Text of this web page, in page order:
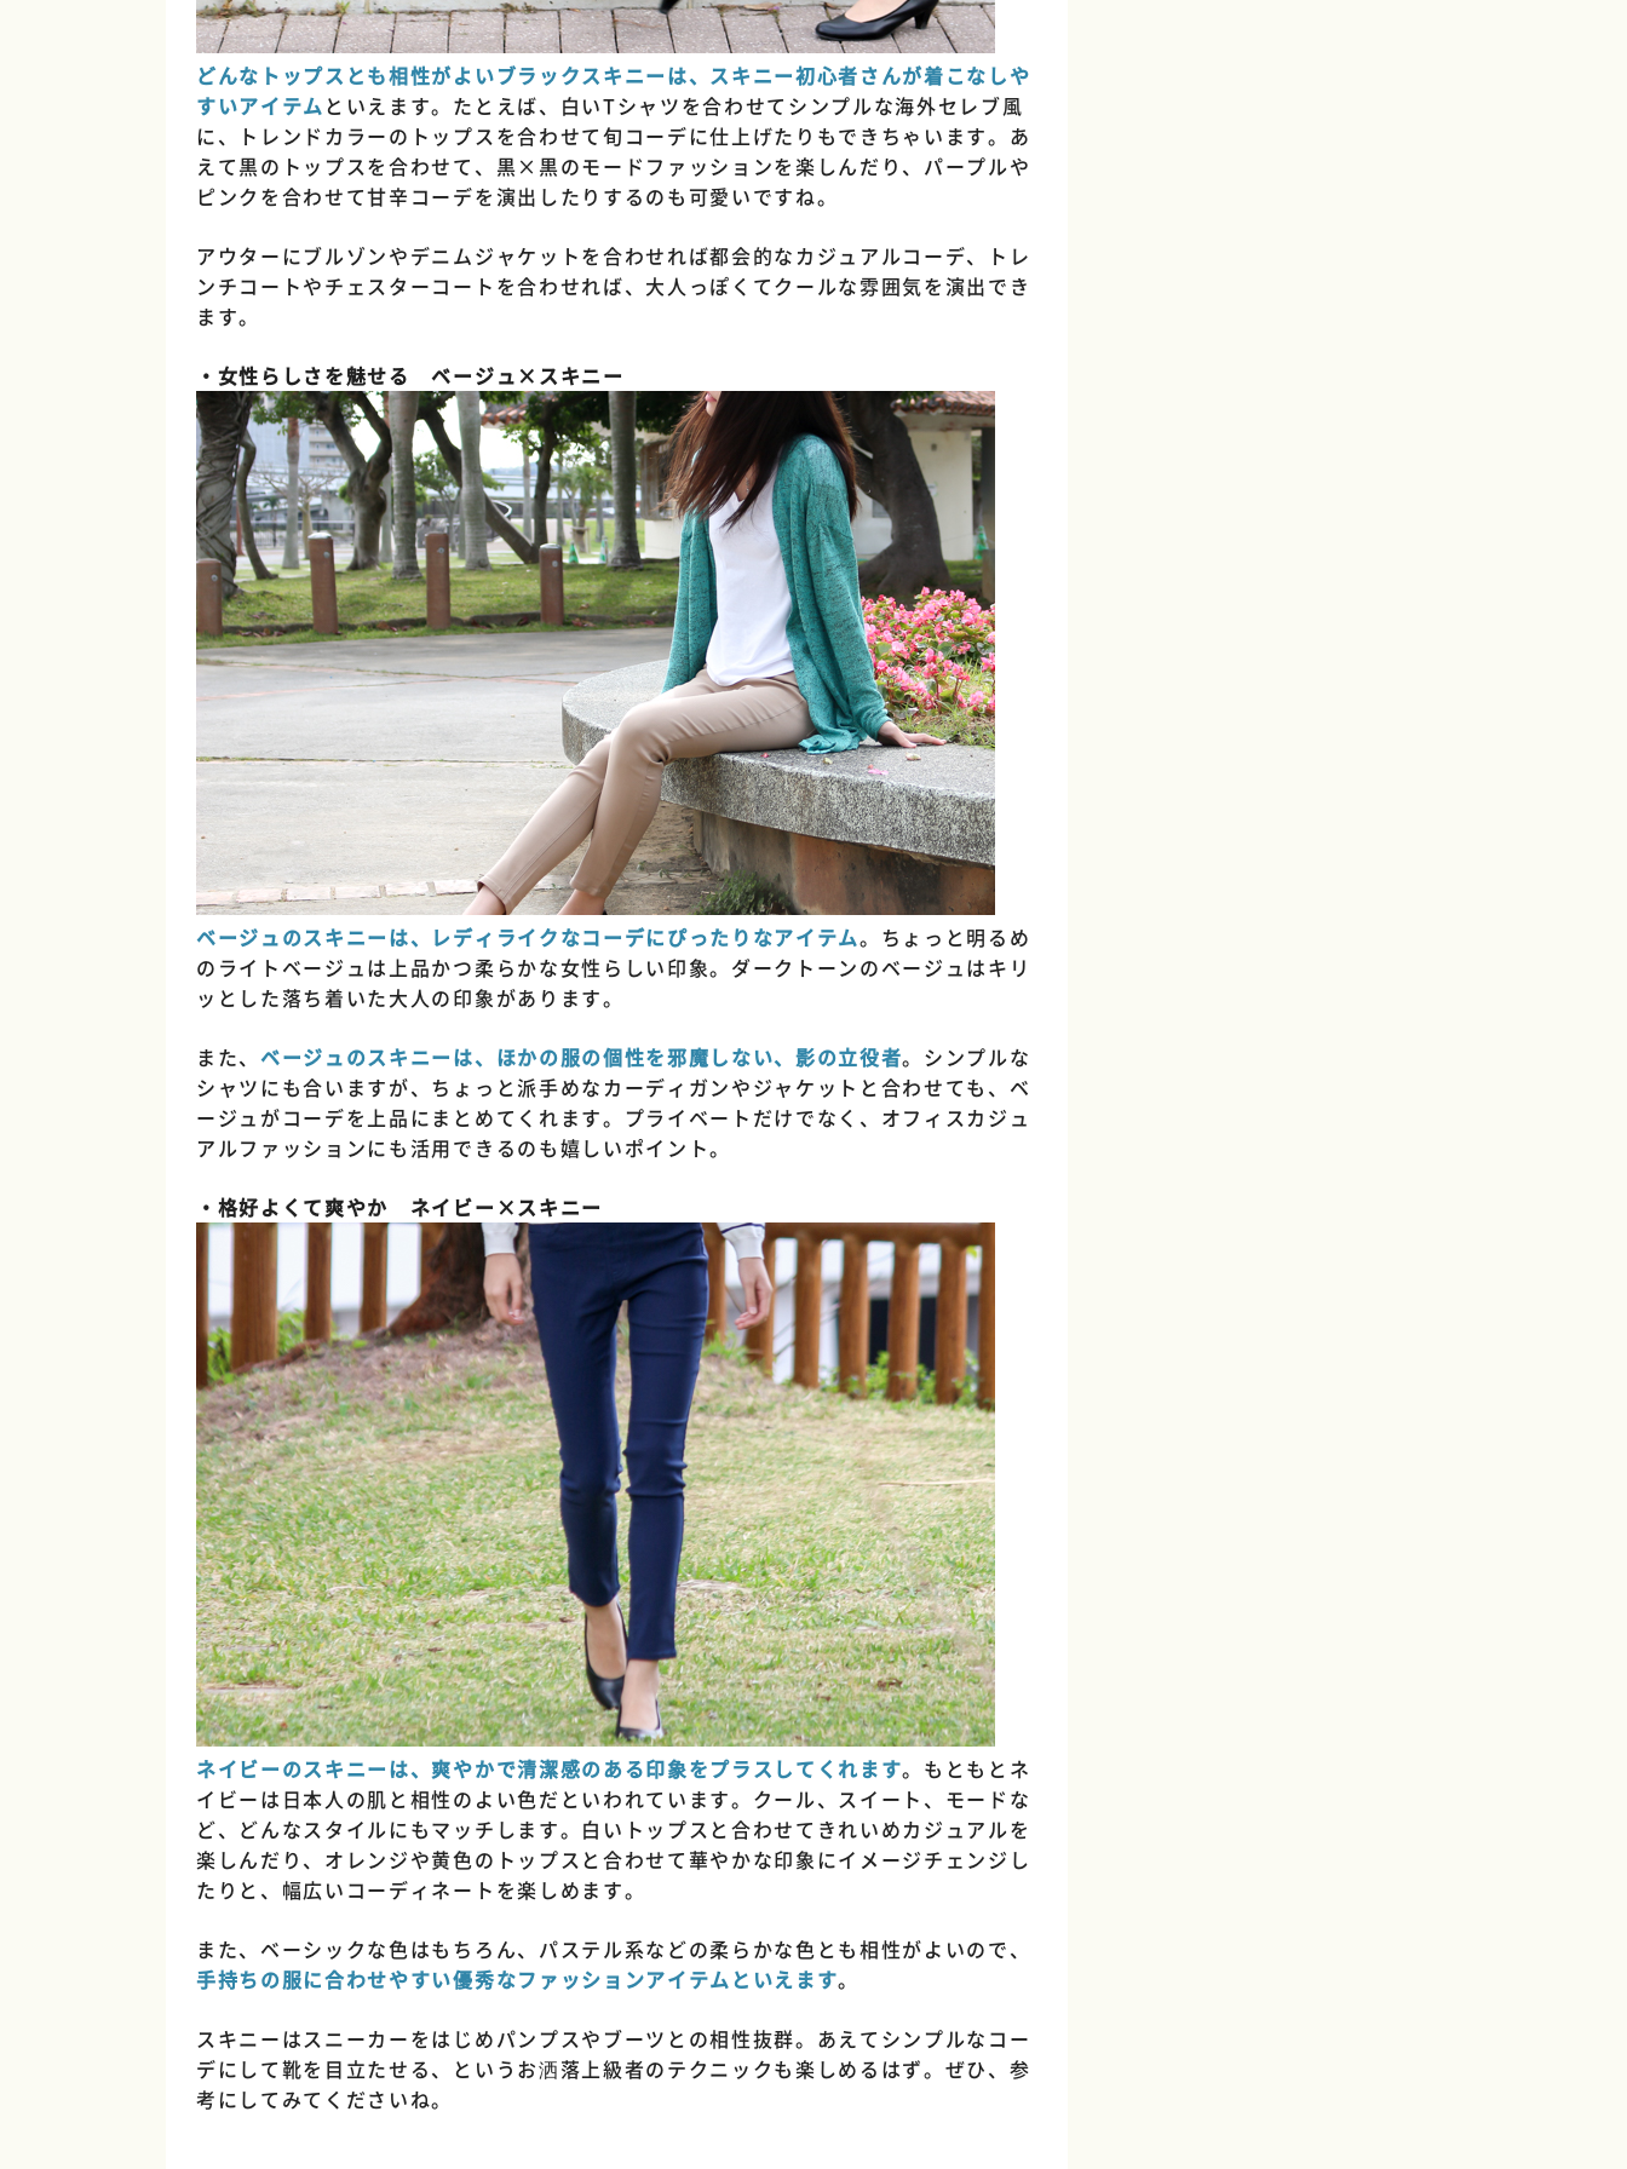
どんなトップスとも相性がよいブラックスキニーは、スキニー初心者さんが着こなしや
すいアイテムといえます。たとえば、白いTシャツを合わせてシンプルな海外セレブ風
に、トレンドカラーのトップスを合わせて旬コーデに仕上げたりもできちゃいます。あ
えて黒のトップスを合わせて、黒×黒のモードファッションを楽しんだり、パープルや
ピンクを合わせて甘辛コーデを演出したりするのも可愛いですね。
アウターにブルゾンやデニムジャケットを合わせれば都会的なカジュアルコーデ、トレ
ンチコートやチェスターコートを合わせれば、大人っぽくてクールな雰囲気を演出でき
ます。
・女性らしさを魅せる ベージュ×スキニー
ベージュのスキニーは、レディライクなコーデにぴったりなアイテム。ちょっと明るめ
のライトベージュは上品かつ柔らかな女性らしい印象。ダークトーンのベージュはキリ
ッとした落ち着いた大人の印象があります。
また、ベージュのスキニーは、ほかの服の個性を邪魔しない、影の立役者。シンプルな
シャツにも合いますが、ちょっと派手めなカーディガンやジャケットと合わせても、ベ
ージュがコーデを上品にまとめてくれます。プライベートだけでなく、オフィスカジュ
アルファッションにも活用できるのも嬉しいポイント。
・格好よくて爽やか ネイビー×スキニー
ネイビーのスキニーは、爽やかで清潔感のある印象をプラスしてくれます。もともとネ
イビーは日本人の肌と相性のよい色だといわれています。クール、スイート、モードな
ど、どんなスタイルにもマッチします。白いトップスと合わせてきれいめカジュアルを
楽しんだり、オレンジや黄色のトップスと合わせて華やかな印象にイメージチェンジし
たりと、幅広いコーディネートを楽しめます。
また、ベーシックな色はもちろん、パステル系などの柔らかな色とも相性がよいので、
手持ちの服に合わせやすい優秀なファッションアイテムといえます。
スキニーはスニーカーをはじめパンプスやブーツとの相性抜群。あえてシンプルなコー
デにして靴を目立たせる、というお洒落上級者のテクニックも楽しめるはず。ぜひ、参
考にしてみてくださいね。